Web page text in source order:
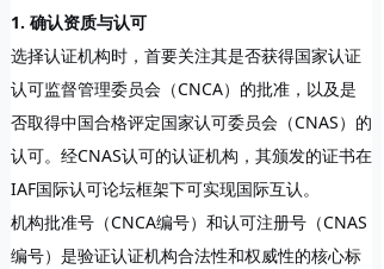
1. 确认资质与认可
选择认证机构时，首要关注其是否获得国家认证
认可监督管理委员会（CNCA）的批准，以及是
否取得中国合格评定国家认可委员会（CNAS）的
认可。经CNAS认可的认证机构，其颁发的证书在
IAF国际认可论坛框架下可实现国际互认。
机构批准号（CNCA编号）和认可注册号（CNAS
编号）是验证认证机构合法性和权威性的核心标